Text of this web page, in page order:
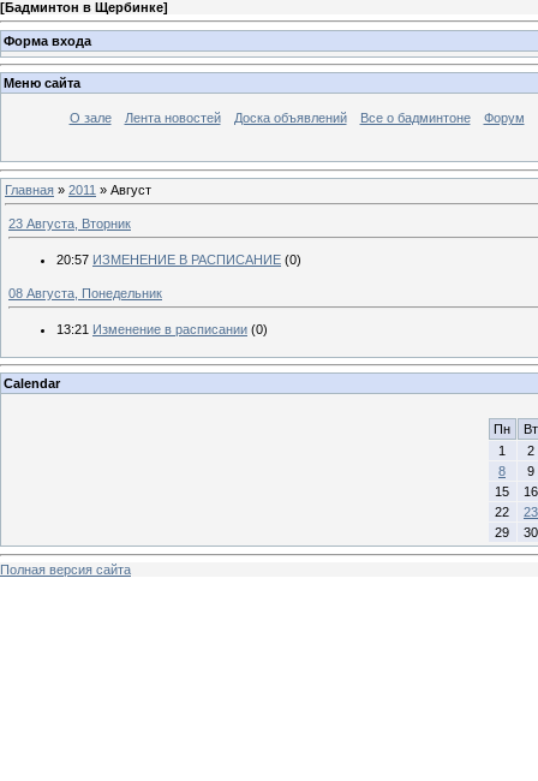
[Бадминтон в Щербинке]
Форма входа
Меню сайта
О зале Лента новостей Доска объявлений Все о бадминтоне Форум
Главная » 2011 » Август
23 Августа, Вторник
20:57 ИЗМЕНЕНИЕ В РАСПИСАНИЕ (0)
08 Августа, Понедельник
13:21 Изменение в расписании (0)
Calendar
Пн
Вт
1
2
8
9
15
16
22
23
29
30
Полная версия сайта